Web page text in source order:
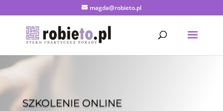
magda@robieto.pl
SZKOLENIE ONLINE